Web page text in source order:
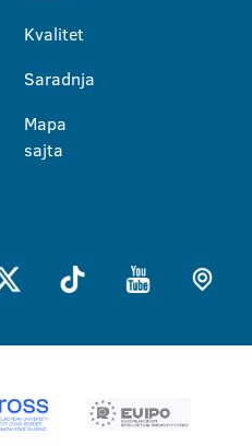
Kvalitet
Saradnja
Mapa
sajta